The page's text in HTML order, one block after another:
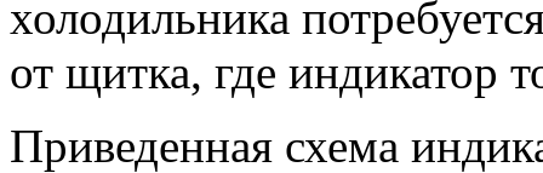
холодильника
от щитка, где индикатор
Приведенная схема